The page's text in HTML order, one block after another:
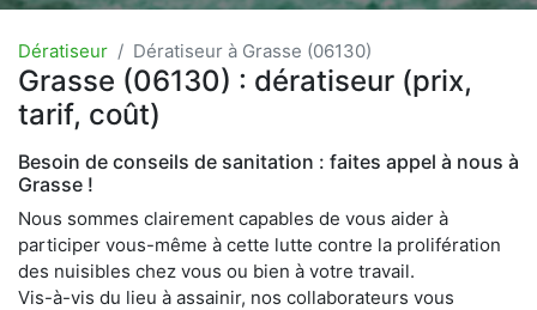
Dératiseur Dératiseur à Grasse (06130)
Grasse (06130) : dératiseur (prix,
tarif, coût)
Besoin de conseils de sanitation : faites appel à nous à
Grasse !
Nous sommes clairement capables de vous aider à
participer vous-même à cette lutte contre la prolifération
des nuisibles chez vous ou bien à votre travail.
Vis-à-vis du lieu à assainir, nos collaborateurs vous